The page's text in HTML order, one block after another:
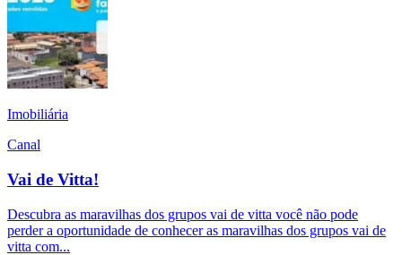
Imobiliária
Canal
Vai de Vitta!
Descubra as maravilhas dos grupos vai de vitta você não pode
perder a oportunidade de conhecer as maravilhas dos grupos vai de
vitta com...